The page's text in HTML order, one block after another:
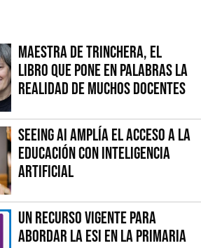
Maestra de trinchera, el
libro que pone en palabras la
realidad de muchos docentes
Seeing AI amplía el acceso a la
educación con inteligencia
artificial
Un recurso vigente para
abordar la ESI en la primaria